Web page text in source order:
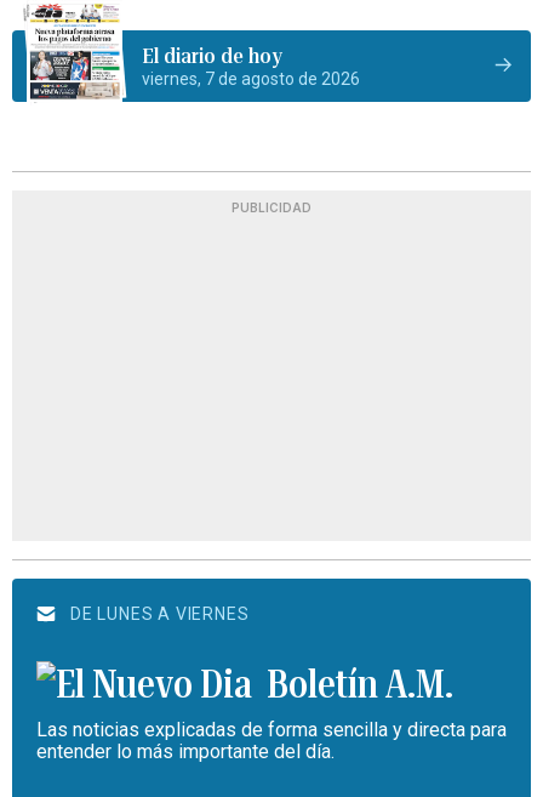
El diario de hoy
viernes, 7 de agosto de 2026
PUBLICIDAD
DE LUNES A VIERNES
Boletín A.M.
Las noticias explicadas de forma sencilla y directa para
entender lo más importante del día.